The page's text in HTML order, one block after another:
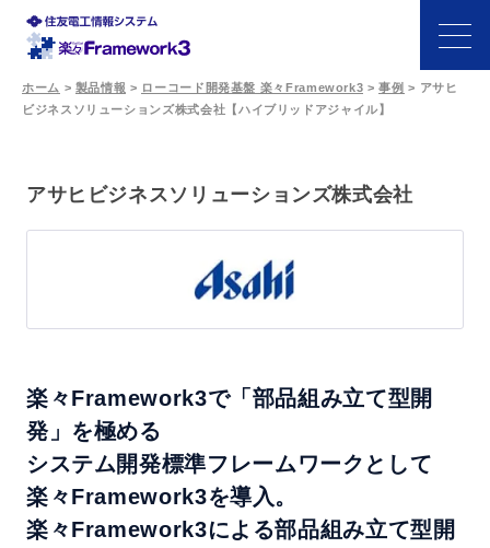
機能
価格
よくある質問
ホーム > 製品情報 > ローコード開発基盤 楽々Framework3 >事例 > アサヒ
ビジネスソリューションズ株式会社【ハイブリッドアジャイル】
アサヒビジネスソリューションズ株式会社
楽々Framework3で「部品組み立て型開
発」を極める
システム開発標準フレームワークとして
楽々Framework3を導入。
楽々Framework3による部品組み立て型開